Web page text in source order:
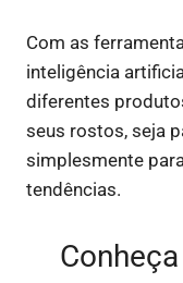
Com as
inteligência
diferentes
seus rostos, seja
simplesmente
tendências.